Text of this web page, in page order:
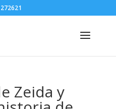
Zeida y